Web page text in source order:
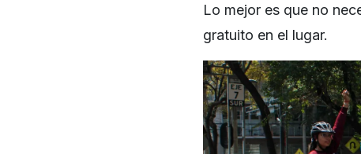
Lo mejor es que no
gratuito en el lugar.